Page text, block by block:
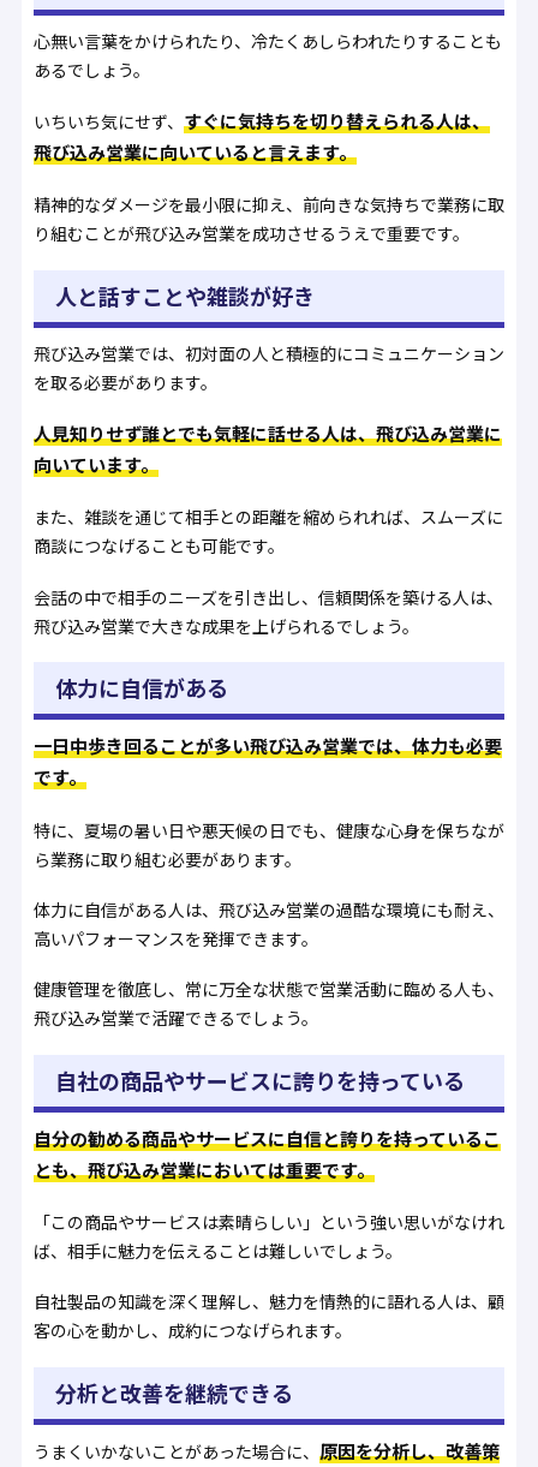
心無い言葉をかけられたり、冷たくあしらわれたりすることも
あるでしょう。
いちいち気にせず、 すぐに気持ちを切り替えられる人は、
飛び込み営業に向いていると言えます。
精神的なダメージを最小限に抑え、前向きな気持ちで業務に取
り組むことが飛び込み営業を成功させるうえで重要です。
人と話すことや雑談が好き
飛び込み営業では、初対面の人と積極的にコミュニケーション
を取る必要があります。
人見知りせず誰とでも気軽に話せる人は、飛び込み営業に
向いています。
また、雑談を通じて相手との距離を縮められれば、スムーズに
商談につなげることも可能です。
会話の中で相手のニーズを引き出し、信頼関係を築ける人は、
飛び込み営業で大きな成果を上げられるでしょう。
体力に自信がある
一日中歩き回ることが多い飛び込み営業では、体力も必要
です。
特に、夏場の暑い日や悪天候の日でも、健康な心身を保ちなが
ら業務に取り組む必要があります。
体力に自信がある人は、飛び込み営業の過酷な環境にも耐え、
高いパフォーマンスを発揮できます。
健康管理を徹底し、常に万全な状態で営業活動に臨める人も、
飛び込み営業で活躍できるでしょう。
自社の商品やサービスに誇りを持っている
自分の勧める商品やサービスに自信と誇りを持っているこ
とも、飛び込み営業においては重要です。
「この商品やサービスは素晴らしい」という強い思いがなけれ
ば、相手に魅力を伝えることは難しいでしょう。
自社製品の知識を深く理解し、魅力を情熱的に語れる人は、顧
客の心を動かし、成約につなげられます。
分析と改善を継続できる
うまくいかないことがあった場合に、 原因を分析し、改善策